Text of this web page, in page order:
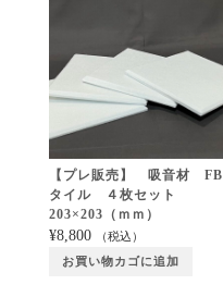
【プレ販売】 吸音材 FB
タイル ４枚セット
203×203（ｍｍ）
¥8,800 （税込）
お買い物カゴに追加